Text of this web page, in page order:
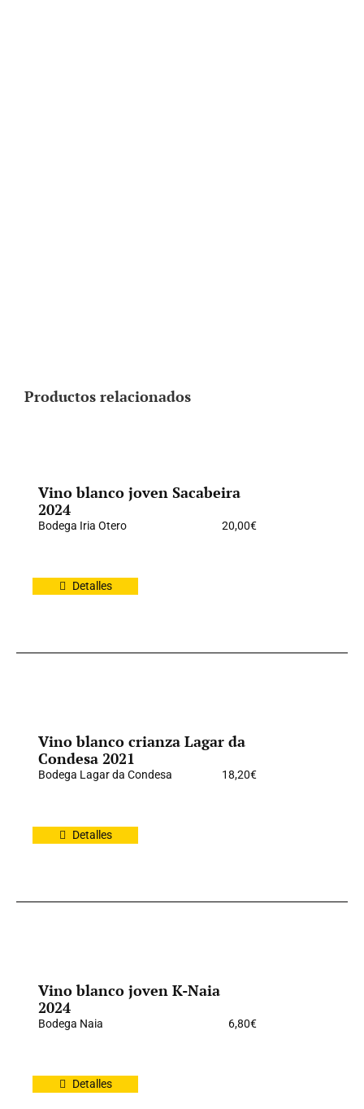
Productos relacionados
Vino blanco joven Sacabeira
2024
Bodega Iria Otero 20,00€
Detalles
Vino blanco crianza Lagar da
Condesa 2021
Bodega Lagar da Condesa 18,20€
Detalles
Vino blanco joven K-Naia
2024
Bodega Naia 6,80€
Detalles